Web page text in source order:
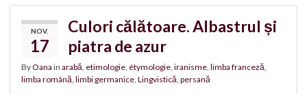
NOV.
17
Culori călătoare. Albastrul și
piatra de azur
ByOana in arabă etimologie étymologie iranisme limba franceză
limba română limbi germanice Lingvistică persană